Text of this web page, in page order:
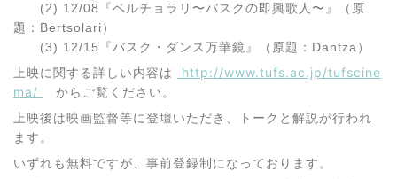
(2) 12/08『ベルチョラリ〜バスクの即興歌人〜』（原
題：Bertsolari）
(3) 12/15『バスク・ダンス万華鏡』（原題：Dantza）
上映に関する詳しい内容は
http://www.tufs.ac.jp/tufscine
ma/
からご覧ください。
上映後は映画監督等に登壇いただき、トークと解説が行われ
ます。
いずれも無料ですが、事前登録制になっております。